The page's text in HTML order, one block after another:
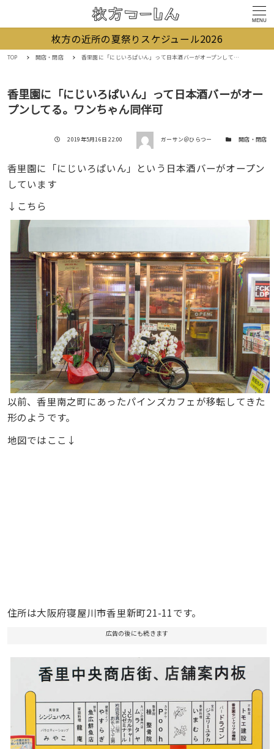
MENU
枚方の近所の夏祭りスケジュール2026
TOP 開店・閉店 香里園に「にじいろぱいん」って日本酒バーがオープンしてる。ワンちゃん同伴可
香里園に「にじいろぱいん」って日本酒バーがオー
プンしてる。ワンちゃん同伴可
投稿日
2019年5月16日 22:00 著者 ガーサン＠ひらつー カテゴリー開店・閉店
香里園に「にじいろぱいん」という日本酒バーがオープン
しています
↓こちら
以前、香里南之町にあったパインズカフェが移転してきた
形のようです。
地図ではここ↓
住所は大阪府寝屋川市香里新町21-11です。
広告の後にも続きます